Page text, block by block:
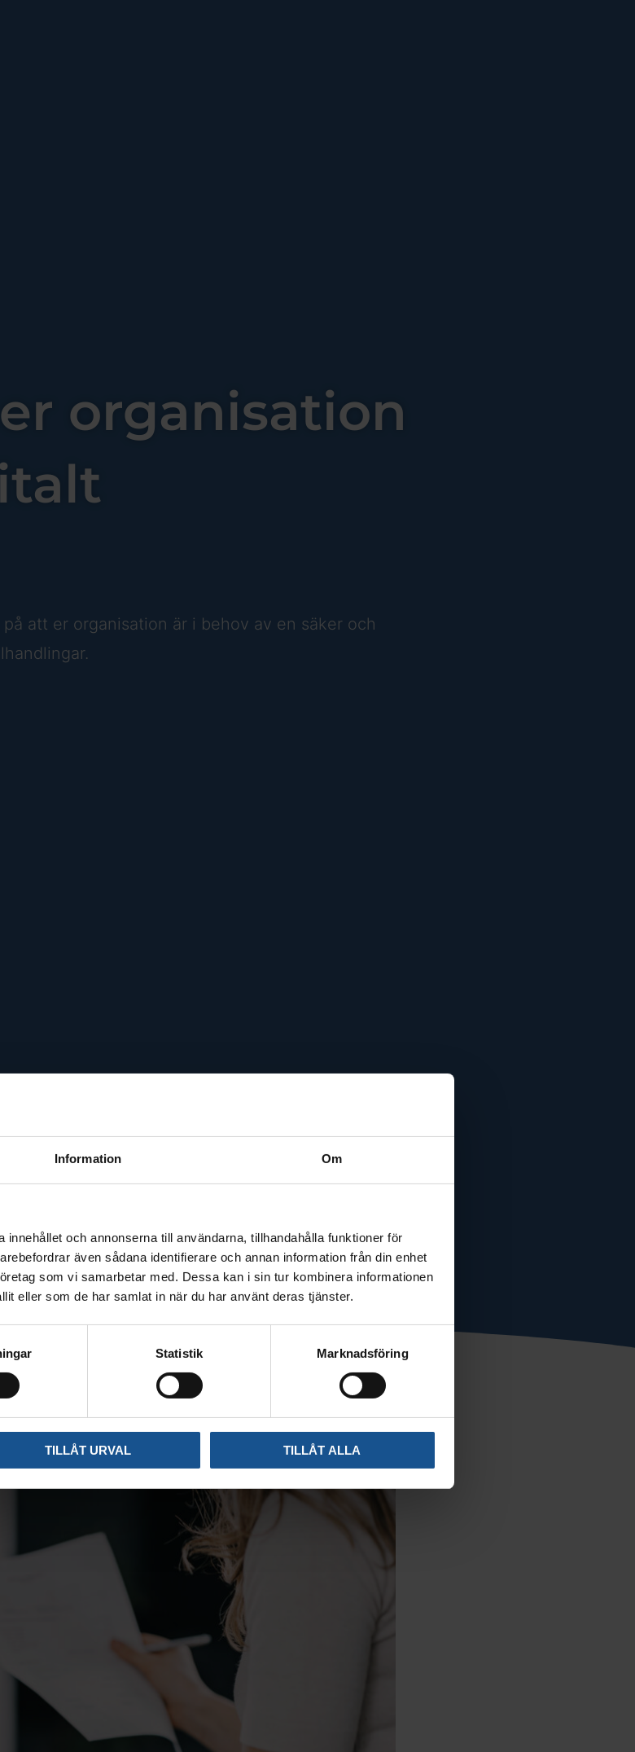
Information Om
och annonserna till användarna, tillhandahålla funktioner för
även sådana identifierare och annan information från din enhet
som vi samarbetar med. Dessa kan i sin tur kombinera informationen
eller som de har samlat in när du har använt deras tjänster.
Statistik Marknadsföring
TILLÅT URVAL TILLÅT ALLA
organisation
att er organisation är i behov av en säker och